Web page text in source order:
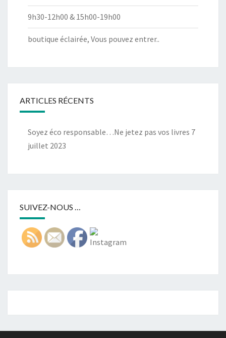
9h30-12h00 & 15h00-19h00
boutique éclairée, Vous pouvez entrer..
ARTICLES RÉCENTS
Soyez éco responsable…Ne jetez pas vos livres 7
juillet 2023
SUIVEZ-NOUS …